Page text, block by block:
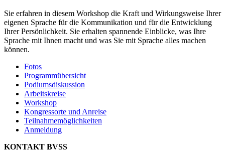
Sie erfahren in diesem Workshop die Kraft und Wirkungsweise Ihrer
eigenen Sprache für die Kommunikation und für die Entwicklung
Ihrer Persönlichkeit. Sie erhalten spannende Einblicke, was Ihre
Sprache mit Ihnen macht und was Sie mit Sprache alles machen
können.
Fotos
Programmübersicht
Podiumsdiskussion
Arbeitskreise
Workshop
Kongressorte und Anreise
Teilnahmemöglichkeiten
Anmeldung
KONTAKT BVSS